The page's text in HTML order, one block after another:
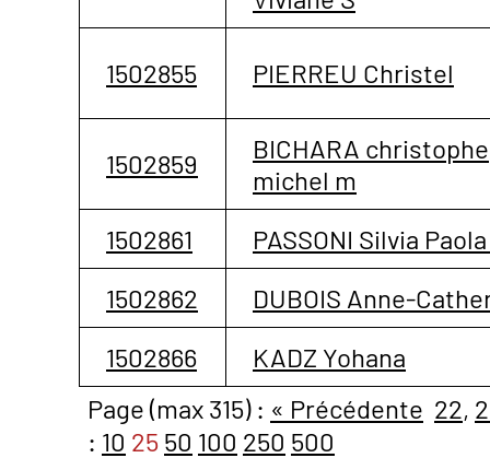
1502855 PIERREU Christel
1502859
BICHARA christophe
michel m
1502861
PASSONI Silvia
1502862
DUBOIS Anne-
1502866
KADZ Yohana
Page (max 315) : « Précédente 22,
: 10 25 50 100 250 500